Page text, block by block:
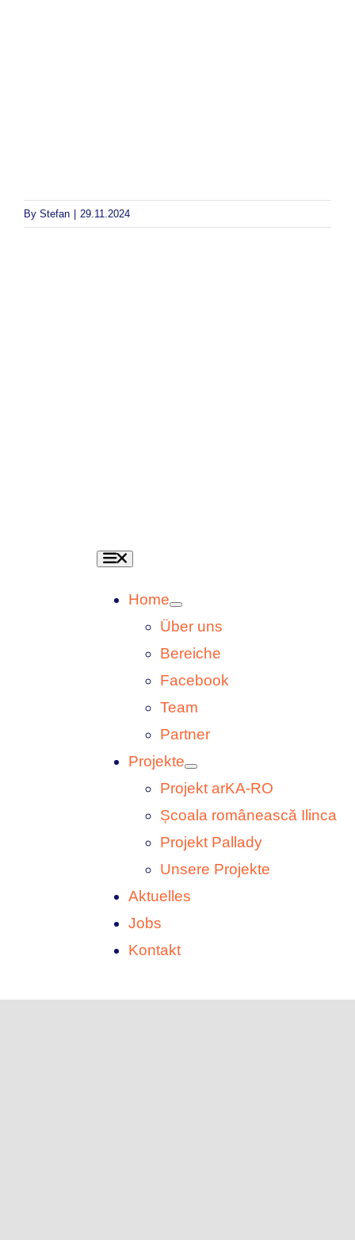
By Stefan 29.11.2024
Toggle
Navigation
Home
Über uns
Bereiche
Facebook
Team
Partner
Projekte
Projekt arKA-RO
Școala românească Ilinca
Projekt Pallady
Unsere Projekte
Aktuelles
Jobs
Kontakt